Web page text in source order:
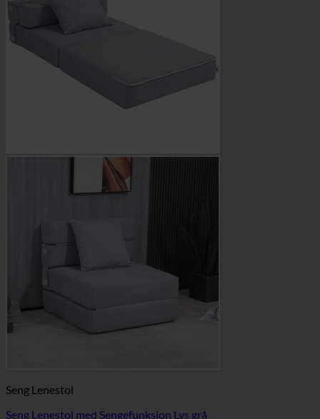
Seng Lenestol
Seng Lenestol med Sengefunksjon Lys grå